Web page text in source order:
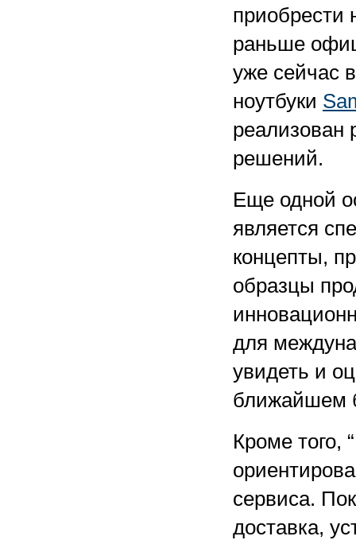
приобрести
раньше
уже сейчас
ноутбуки
реализован
решений.
Еще одной
является
концепты,
образцы
для
увидеть и
ближайшем
Кроме того,
сервиса.
доставка,